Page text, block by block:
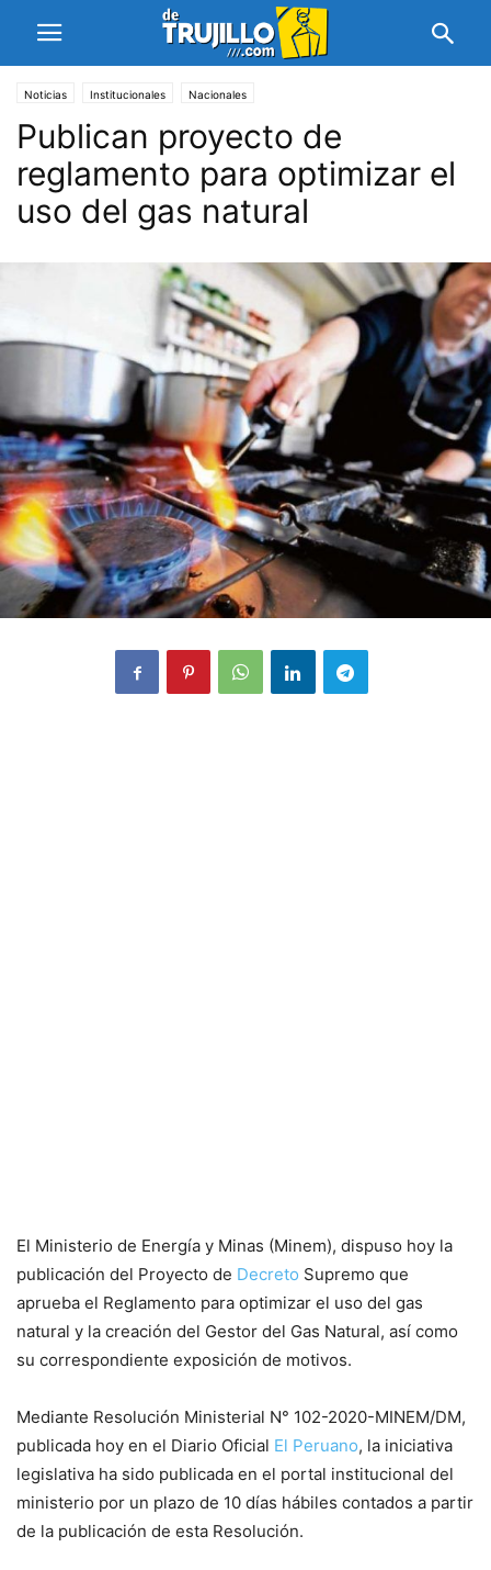
Noticias Institucionales Nacionales
Publican proyecto de
reglamento para optimizar el
uso del gas natural
El Ministerio de Energía y Minas (Minem), dispuso hoy la
publicación del Proyecto de Decreto Supremo que
aprueba el Reglamento para optimizar el uso del gas
natural y la creación del Gestor del Gas Natural, así como
su correspondiente exposición de motivos.
Mediante Resolución Ministerial N° 102-2020-MINEM/DM,
publicada hoy en el Diario Oficial El Peruano, la iniciativa
legislativa ha sido publicada en el portal institucional del
ministerio por un plazo de 10 días hábiles contados a partir
de la publicación de esta Resolución.